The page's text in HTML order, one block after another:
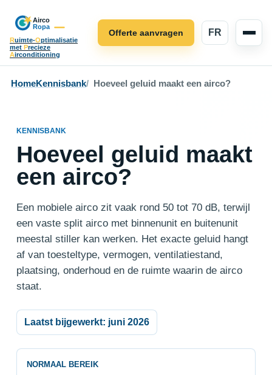
Ruimte-Optimalisatie
met Precieze
Airconditioning
FR
Offerte aanvragen
HomeKennisbank Hoeveel geluid maakt een airco?
KENNISBANK
Hoeveel geluid maakt
een airco?
Een mobiele airco zit vaak rond 50 tot 70 dB, terwijl
een vaste split airco met binnenunit en buitenunit
meestal stiller kan werken. Het exacte geluid hangt
af van toesteltype, vermogen, ventilatiestand,
plaatsing, onderhoud en de ruimte waarin de airco
staat.
Laatst bijgewerkt: juni 2026
NORMAAL BEREIK